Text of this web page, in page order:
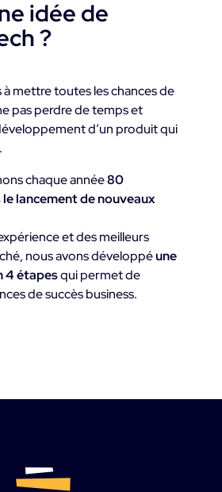
idée de
?
à mettre toutes les chances de
pas perdre de temps et
d’un produit qui
chaque année80
lancement de nouveaux
et des meilleurs
nous avons développéune
4 étapesqui permet de
de succès business.